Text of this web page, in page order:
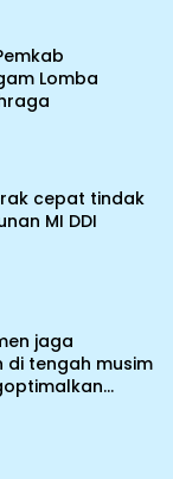
Lomba
cepat tindak
MI DDI
jaga
tengah musim
(Irpom)